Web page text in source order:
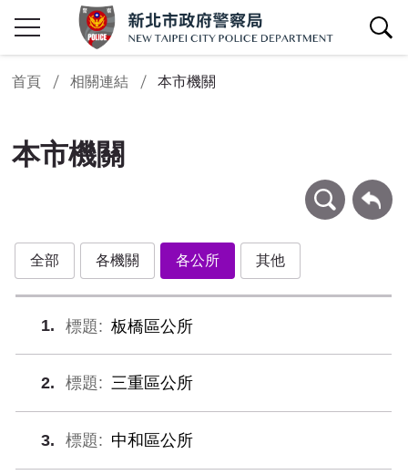
查詢區開關
首頁 相關連結 本市機關
本市機關
條件查詢 回上一頁
全部 各機關 各公所 其他
1 板橋區公所
2 三重區公所
3 中和區公所